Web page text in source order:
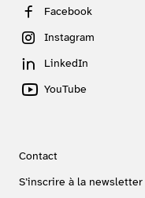
Facebook
Instagram
LinkedIn
YouTube
Contact
S’inscrire à la newsletter